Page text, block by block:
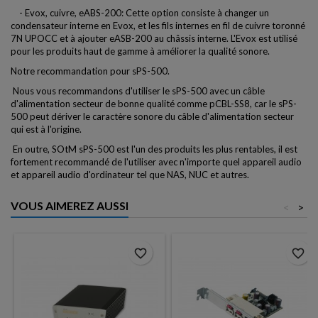
- Evox, cuivre, eABS-200: Cette option consiste à changer un
condensateur interne en Evox, et les fils internes en fil de cuivre toronné
7N UPOCC et à ajouter eASB-200 au châssis interne. L'Evox est utilisé
pour les produits haut de gamme à améliorer la qualité sonore.
Notre recommandation pour sPS-500.
Nous vous recommandons d'utiliser le sPS-500 avec un câble
d'alimentation secteur de bonne qualité comme pCBL-SS8, car le sPS-
500 peut dériver le caractère sonore du câble d'alimentation secteur
qui est à l'origine.
En outre, SOtM sPS-500 est l'un des produits les plus rentables, il est
fortement recommandé de l'utiliser avec n'importe quel appareil audio
et appareil audio d'ordinateur tel que NAS, NUC et autres.
VOUS AIMEREZ AUSSI >
<
favorite_border favorite_border